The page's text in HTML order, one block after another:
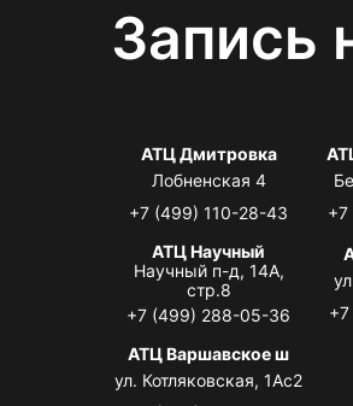
Запись
АТЦ Дмитровка
Лобненская 4
+7 (499) 110-28-43
АТЦ Научный
Научный п-д, 14А,
стр.8
+7 (499) 288-05-36
АТЦ Варшавское ш
ул. Котляковская, 1Ас2